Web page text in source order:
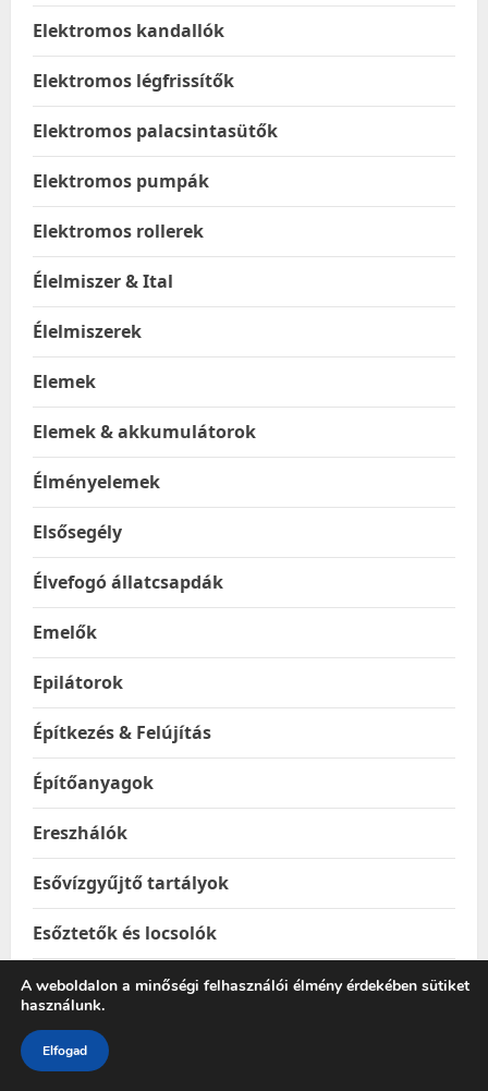
Elektromos kandallók
Elektromos légfrissítők
Elektromos palacsintasütők
Elektromos pumpák
Elektromos rollerek
Élelmiszer & Ital
Élelmiszerek
Elemek
Elemek & akkumulátorok
Élményelemek
Elsősegély
Élvefogó állatcsapdák
Emelők
Epilátorok
Építkezés & Felújítás
Építőanyagok
Ereszhálók
Esővízgyűjtő tartályok
Esőztetők és locsolók
Étel & Ital hordozók
Étel melegentartók
A weboldalon a minőségi felhasználói élmény érdekében sütiket
használunk.
Elfogad